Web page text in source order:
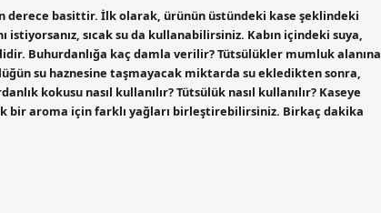
derece basittir. İlk olarak, ürünün üstündeki kase şeklindeki
sıcak su da kullanabilirsiniz. Kabın içindeki suya,
Buhurdanlığa kaç damla verilir? Tütsülükler mumluk alanına
su haznesine taşmayacak miktarda su ekledikten sonra,
kokusu nasıl kullanılır? Tütsülük nasıl kullanılır? Kaseye
bir aroma için farklı yağları birleştirebilirsiniz. Birkaç dakika